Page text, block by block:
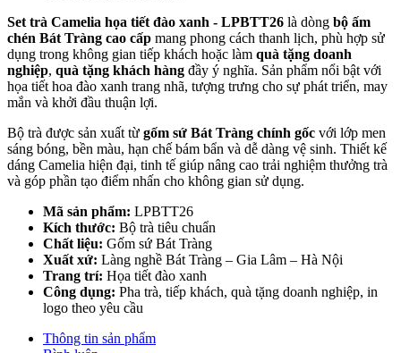
Set trà Camelia họa tiết đào xanh - LPBTT26 là dòng bộ ấm
chén Bát Tràng cao cấp mang phong cách thanh lịch, phù hợp sử
dụng trong không gian tiếp khách hoặc làm quà tặng doanh
nghiệp, quà tặng khách hàng đầy ý nghĩa. Sản phẩm nổi bật với
họa tiết hoa đào xanh trang nhã, tượng trưng cho sự phát triển, may
mắn và khởi đầu thuận lợi.
Bộ trà được sản xuất từ gốm sứ Bát Tràng chính gốc với lớp men
sáng bóng, bền màu, hạn chế bám bẩn và dễ dàng vệ sinh. Thiết kế
dáng Camelia hiện đại, tinh tế giúp nâng cao trải nghiệm thưởng trà
và góp phần tạo điểm nhấn cho không gian sử dụng.
Mã sản phẩm: LPBTT26
Kích thước: Bộ trà tiêu chuẩn
Chất liệu: Gốm sứ Bát Tràng
Xuất xứ: Làng nghề Bát Tràng – Gia Lâm – Hà Nội
Trang trí: Họa tiết đào xanh
Công dụng: Pha trà, tiếp khách, quà tặng doanh nghiệp, in
logo theo yêu cầu
Thông tin sản phẩm